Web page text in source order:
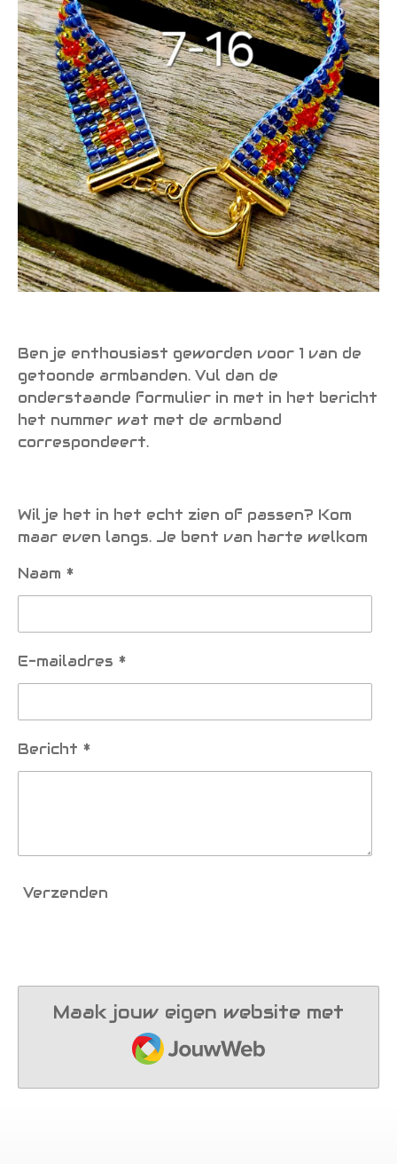
Ben je enthousiast geworden voor 1 van de
getoonde armbanden. Vul dan de
onderstaande formulier in met in het bericht
het nummer wat met de armband
correspondeert.
Wil je het in het echt zien of passen? Kom
maar even langs. Je bent van harte welkom
Naam *
E-mailadres *
Bericht *
Verzenden
Maak jouw eigen website met
JouwWeb